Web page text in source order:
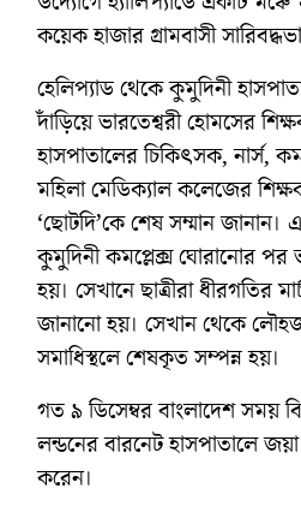
কয়েক হাজার গ্রামবাসী
হেলিপ্যাড থেকে কুমুদিনী
দাঁড়িয়ে ভারতেশ্বরী হোমসের
হাসপাতালের চিকিৎসক, নার্স,
মহিলা মেডিক্যাল কলেজের
‘ছোটদি’কে শেষ সম্মান
কুমুদিনী কমপ্লেক্স ঘোরানোর পর
হয়। সেখানে ছাত্রীরা ধীরগতির
জানানো হয়। সেখান থেকে
সমাধিস্থলে শেষকৃত সম্পন্ন হয়।
গত ৯ ডিসেম্বর বাংলাদেশ সময়
লন্ডনের বারনেট হাসপাতালে
করেন।